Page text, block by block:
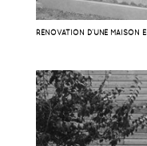
RÉNOVATION D’UNE MAISON